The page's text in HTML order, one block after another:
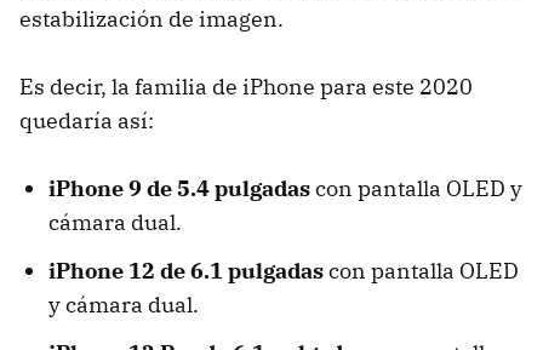
estabilización de imagen.
Es decir, la familia de iPhone para este 2020
quedaría así:
iPhone 9 de 5.4 pulgadascon pantalla OLED y
cámara dual.
iPhone 12 de 6.1 pulgadascon pantalla OLED
y cámara dual.